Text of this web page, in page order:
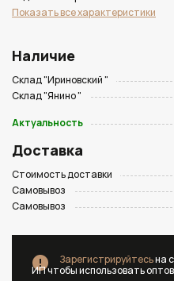
Показать все характеристики
Наличие
Склад "Ириновский "
Склад "Янино "
Актуальность
Доставка
Стоимость доставки
Самовывоз
Самовывоз
Зарегистрируйтесьна
ИП чтобы использовать